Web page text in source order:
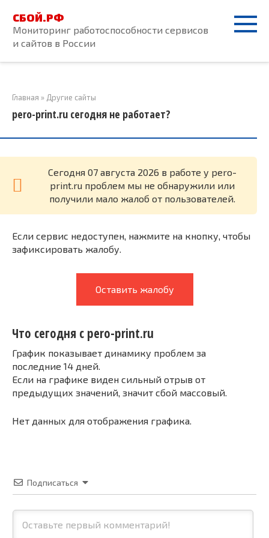
контенту
СБОЙ.РФ
Мониторинг работоспособности сервисов
и сайтов в России
Главная » Другие сайты
pero-print.ru сегодня не работает?
Cегодня 07 августа 2026 в работе у pero-
print.ru проблем мы не обнаружили или
получили мало жалоб от пользователей.
Если сервис недоступен, нажмите на кнопку, чтобы
зафиксировать жалобу.
Оставить жалобу
Что сегодня с pero-print.ru
График показывает динамику проблем за
последние 14 дней.
Если на графике виден сильный отрыв от
предыдущих значений, значит сбой массовый.
Нет данных для отображения графика.
Подписаться